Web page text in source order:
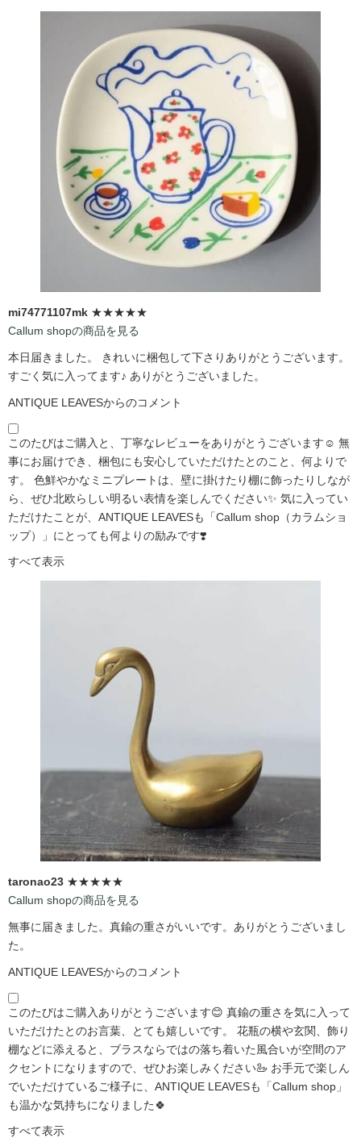
mi74771107mk ★★★★★
Callum shopの商品を見る
本日届きました。 きれいに梱包して下さりありがとうございます。
すごく気に入ってます♪ ありがとうございました。
ANTIQUE LEAVESからのコメント
このたびはご購入と、丁寧なレビューをありがとうございます☺️ 無
事にお届けでき、梱包にも安心していただけたとのこと、何よりで
す。 色鮮やかなミニプレートは、壁に掛けたり棚に飾ったりしなが
ら、ぜひ北欧らしい明るい表情を楽しんでください✨ 気に入ってい
ただけたことが、ANTIQUE LEAVESも「Callum shop（カラムショ
ップ）」にとっても何よりの励みです❣️
すべて表示
taronao23 ★★★★★
Callum shopの商品を見る
無事に届きました。真鍮の重さがいいです。ありがとうございまし
た。
ANTIQUE LEAVESからのコメント
このたびはご購入ありがとうございます😊 真鍮の重さを気に入って
いただけたとのお言葉、とても嬉しいです。 花瓶の横や玄関、飾り
棚などに添えると、ブラスならではの落ち着いた風合いが空間のア
クセントになりますので、ぜひお楽しみください🦢 お手元で楽しん
でいただけているご様子に、ANTIQUE LEAVESも「Callum shop」
も温かな気持ちになりました🍀
すべて表示